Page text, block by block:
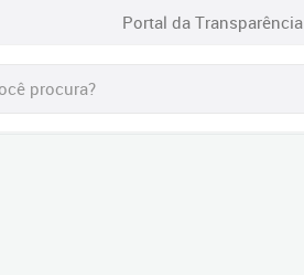
Portal da Transparência